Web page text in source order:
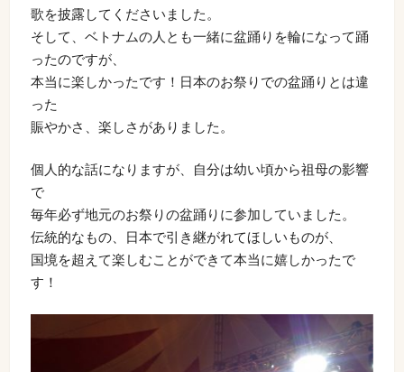
歌を披露してくださいました。
そして、ベトナムの人とも一緒に盆踊りを輪になって踊
ったのですが、
本当に楽しかったです！日本のお祭りでの盆踊りとは違
った
賑やかさ、楽しさがありました。
個人的な話になりますが、自分は幼い頃から祖母の影響
で
毎年必ず地元のお祭りの盆踊りに参加していました。
伝統的なもの、日本で引き継がれてほしいものが、
国境を超えて楽しむことができて本当に嬉しかったで
す！